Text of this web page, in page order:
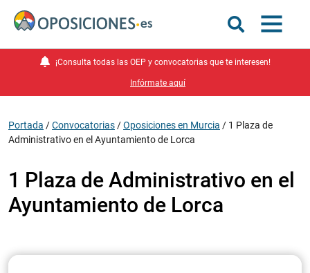
¡Consulta todas las OEP y convocatorias que te interesen!
Infórmate aquí
Portada /Convocatorias /Oposiciones en Murcia / 1 Plaza de
Administrativo en el Ayuntamiento de Lorca
1 Plaza de Administrativo en el
Ayuntamiento de Lorca